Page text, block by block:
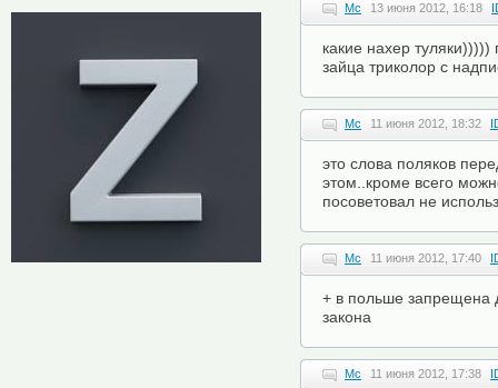
Mc 13 июня 2012, 16:18
какие нахер
зайца триколор с
Mc 11 июня 2012, 18:32
это слова поляков
этом..кроме всего
посоветовал не
Mc 11 июня 2012, 17:40
+ в польше запрещена
закона
Mc 11 июня 2012, 17:38